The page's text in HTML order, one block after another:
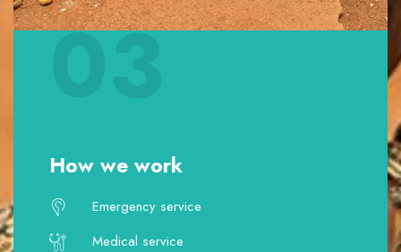
03
How we work
Emergency service
Medical service